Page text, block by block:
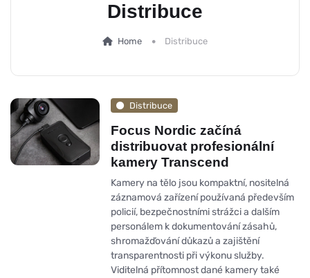
Distribuce
Home Distribuce
Distribuce
Focus Nordic začíná
distribuovat profesionální
kamery Transcend
Kamery na tělo jsou kompaktní, nositelná
záznamová zařízení používaná především
policií, bezpečnostními strážci a dalším
personálem k dokumentování zásahů,
shromažďování důkazů a zajištění
transparentnosti při výkonu služby.
Viditelná přítomnost dané kamery také